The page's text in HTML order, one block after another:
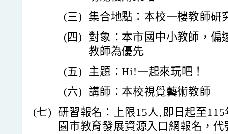
(三) 集合地點：本校一樓教師研
(四)
對象：本市國中小教師，偏
教師為優先
(五)
主題：Hi!一起來玩吧！
(六) 講師：本校視覺藝術教師
(七) 研習報名：上限15人‚即日起至
園市教育發展資源入口網報名，